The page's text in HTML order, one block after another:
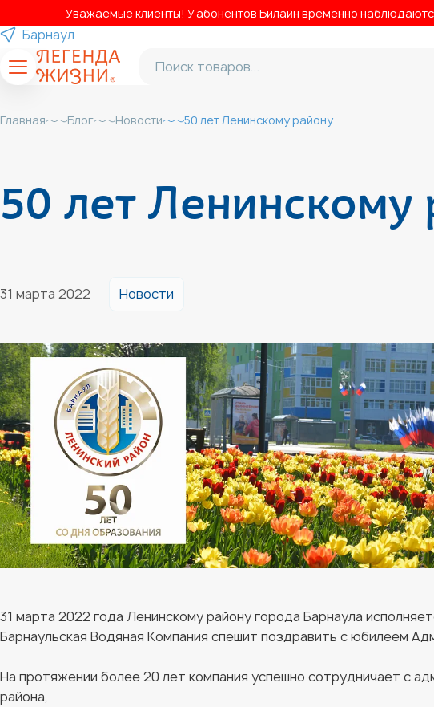
Уважаемые клиенты! У абонентов Билайн временно
Барнаул
Главная Блог Новости 50 лет Ленинскому району
50 лет Ленинскому
31 марта 2022 Новости
31 марта 2022 года Ленинскому району города Барнаула
Барнаульская Водяная Компания спешит поздравить с юбилеем
На протяжении более 20 лет компания успешно сотрудничает с
района,